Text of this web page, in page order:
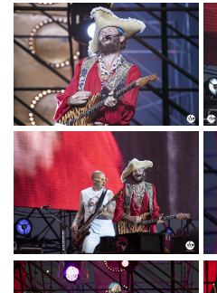
DSC_0401 JOVA
BEACH
PARTY2_PH©TITTI
FABOZZI.JPG
DSC_0457 JOVA
BEACH
PARTY2_PH©TITTI
FABOZZI.JPG
DSC_0475 JOVA